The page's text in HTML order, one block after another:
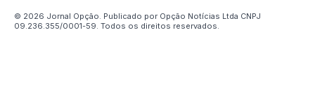
© 2026 Jornal Opção. Publicado por Opção Notícias Ltda CNPJ
09.236.355/0001-59. Todos os direitos reservados.